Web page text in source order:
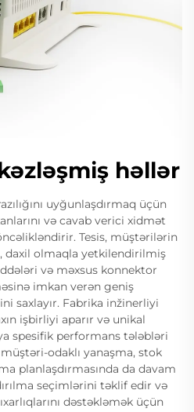
həllər
uyğunlaşdırmaq üçün
və cavab verici xidmət
Tesis, müştərilərin
daxil olmaqla yetkilendirilmiş
və məxsus konnektor
imkan verən geniş
saxlayır. Fabrika inžinerliyi
işbirliyi aparır və unikal
spesifik performans tələbləri
odaklı yanaşma, stok
planlaşdırmasında da davam
seçimlərini təklif edir və
dəstəkləmək üçün